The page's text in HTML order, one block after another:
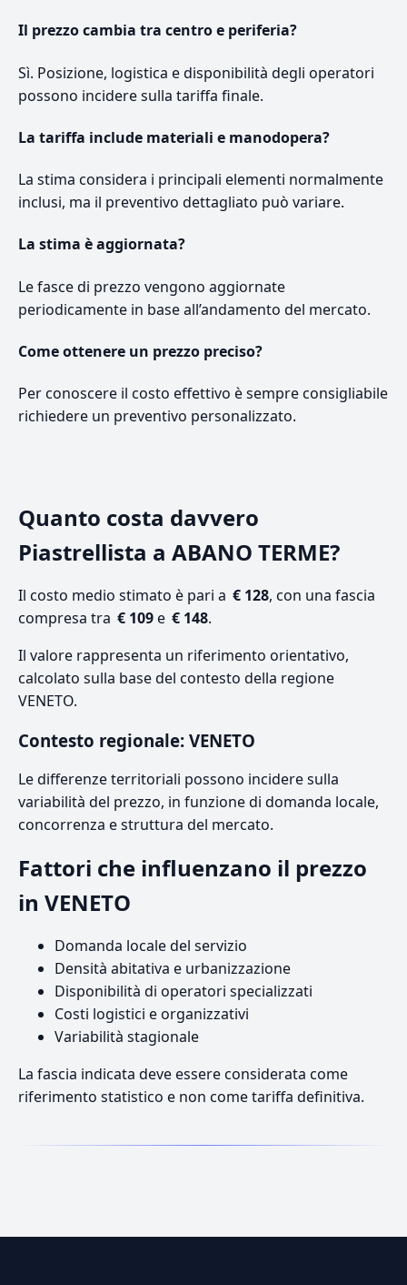
Il prezzo cambia tra centro e periferia?
Sì. Posizione, logistica e disponibilità degli operatori
possono incidere sulla tariffa finale.
La tariffa include materiali e manodopera?
La stima considera i principali elementi normalmente
inclusi, ma il preventivo dettagliato può variare.
La stima è aggiornata?
Le fasce di prezzo vengono aggiornate
periodicamente in base all’andamento del mercato.
Come ottenere un prezzo preciso?
Per conoscere il costo effettivo è sempre consigliabile
richiedere un preventivo personalizzato.
Quanto costa davvero
Piastrellista a ABANO TERME?
Il costo medio stimato è pari a € 128, con una fascia
compresa tra € 109e € 148.
Il valore rappresenta un riferimento orientativo,
calcolato sulla base del contesto della regione
VENETO.
Contesto regionale: VENETO
Le differenze territoriali possono incidere sulla
variabilità del prezzo, in funzione di domanda locale,
concorrenza e struttura del mercato.
Fattori che influenzano il prezzo
in VENETO
Domanda locale del servizio
Densità abitativa e urbanizzazione
Disponibilità di operatori specializzati
Costi logistici e organizzativi
Variabilità stagionale
La fascia indicata deve essere considerata come
riferimento statistico e non come tariffa definitiva.